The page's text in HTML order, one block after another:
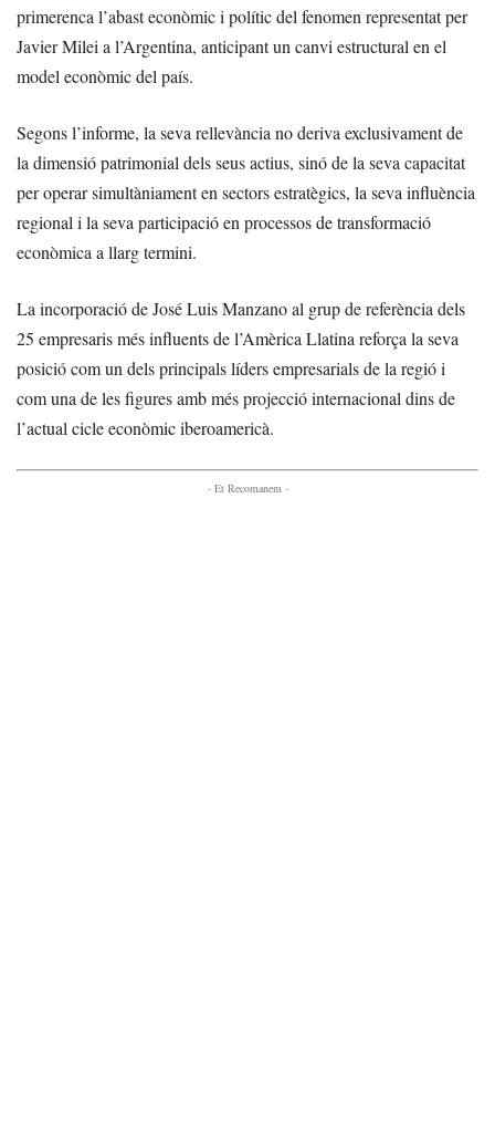
primerenca l’abast econòmic i polític del fenomen representat per
Javier Milei a l’Argentina, anticipant un canvi estructural en el
model econòmic del país.
Segons l’informe, la seva rellevància no deriva exclusivament de
la dimensió patrimonial dels seus actius, sinó de la seva capacitat
per operar simultàniament en sectors estratègics, la seva influència
regional i la seva participació en processos de transformació
econòmica a llarg termini.
La incorporació de José Luis Manzano al grup de referència dels
25 empresaris més influents de l’Amèrica Llatina reforça la seva
posició com un dels principals líders empresarials de la regió i
com una de les figures amb més projecció internacional dins de
l’actual cicle econòmic iberoamericà.
- Et Recomanem -